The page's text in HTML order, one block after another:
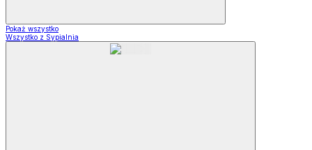
Pokaż wszystko
Wszystko z Sypialnia